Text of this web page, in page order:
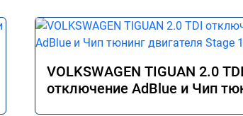
VOLKSWAGEN TIGUAN 2.0 TDI
отключение AdBlue и Чип